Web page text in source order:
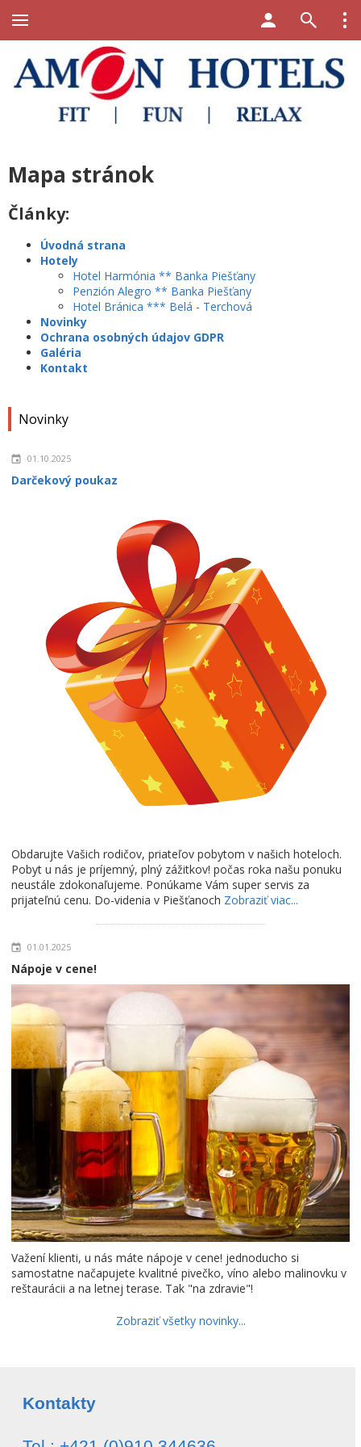
Novinky
01.10.2025
Darčekový poukaz
Obdarujte Vašich rodičov, priateľov pobytom v našich hoteloch.
Pobyt u nás je príjemný, plný zážitkov! počas roka našu ponuku
neustále zdokonaľujeme. Ponúkame Vám super servis za
prijateľnú cenu. Do-videnia v Piešťanoch Zobraziť viac...
01.01.2025
Nápoje v cene!
Važení klienti, u nás máte nápoje v cene! jednoducho si
samostatne načapujete kvalitné pivečko, víno alebo malinovku v
reštaurácii a na letnej terase. Tak "na zdravie"!
Zobraziť všetky novinky...
Mapa stránok
Články:
Úvodná strana
Hotely
Hotel Harmónia ** Banka Piešťany
Penzión Alegro ** Banka Piešťany
Hotel Bránica *** Belá - Terchová
Novinky
Ochrana osobných údajov GDPR
Galéria
Kontakt
Kontakty